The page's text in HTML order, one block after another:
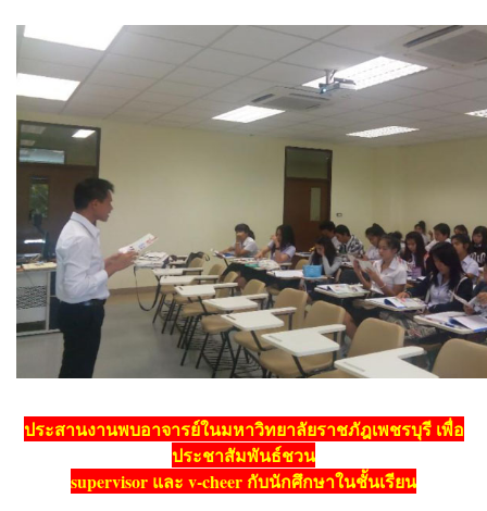
ประสานงานพบอาจารย์ในมหาวิทยาลัยราชภัฎเพชรบุรี เพื่อ
ประชาสัมพันธ์ชวน
supervisor และ v-cheer กับนักศึกษาในชั้นเรียน